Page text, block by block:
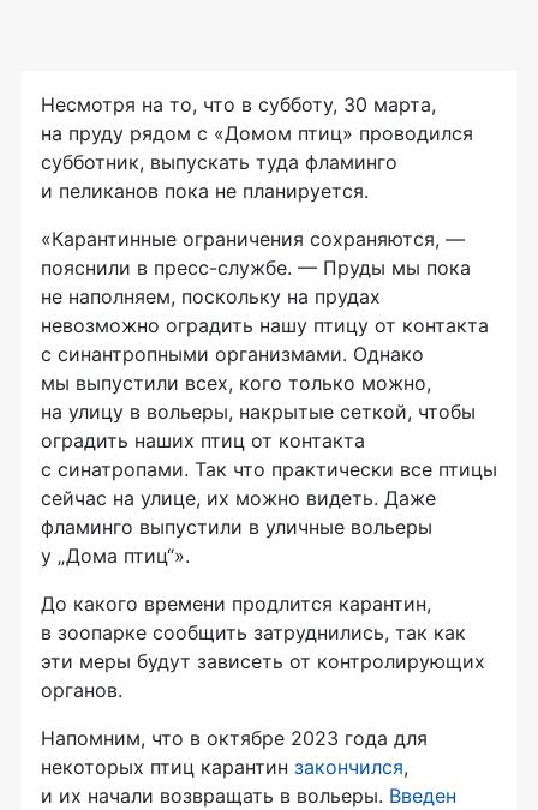
Несмотря на то, что в субботу, 30 марта,
на пруду рядом с «Домом птиц» проводился
субботник, выпускать туда фламинго
и пеликанов пока не планируется.
«Карантинные ограничения сохраняются, —
пояснили в пресс-службе. — Пруды мы пока
не наполняем, поскольку на прудах
невозможно оградить нашу птицу от контакта
с синантропными организмами. Однако
мы выпустили всех, кого только можно,
на улицу в вольеры, накрытые сеткой, чтобы
оградить наших птиц от контакта
с синатропами. Так что практически все птицы
сейчас на улице, их можно видеть. Даже
фламинго выпустили в уличные вольеры
у „Дома птиц“».
До какого времени продлится карантин,
в зоопарке сообщить затруднились, так как
эти меры будут зависеть от контролирующих
органов.
Напомним, что в октябре 2023 года для
некоторых птиц карантин закончился,
и их начали возвращать в вольеры. Введен